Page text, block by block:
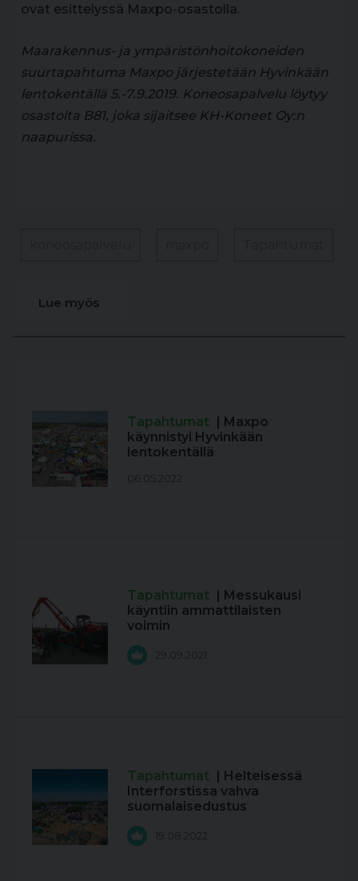
ovat esittelyssä Maxpo-osastolla.
Maarakennus- ja ympäristönhoitokoneiden
suurtapahtuma Maxpo järjestetään Hyvinkään
lentokentällä 5.-7.9.2019. Koneosapalvelu löytyy
osastolta B81, joka sijaitsee KH-Koneet Oy:n
naapurissa.
Lue myös
Tapahtumat | Maxpo
käynnistyi Hyvinkään
lentokentällä
06.05.2022
Tapahtumat | Messukausi
käyntiin ammattilaisten
voimin
29.09.2021
Tapahtumat | Helteisessä
Interforstissa vahva
suomalaisedustus
19.08.2022